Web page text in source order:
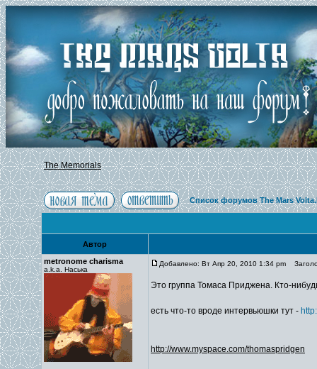
The Memorials
Список форумов The Mars
Автор
metronome charisma
a.k.a. Наська
Добавлено: Вт Апр 20, 2010 1:34 pm
Это группа Томаса Приджена. Кто-
есть что-то вроде интервьюшки тут -
http://www.myspace.com/thomaspridgen